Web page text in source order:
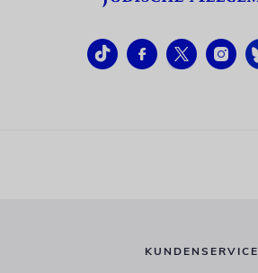
KUNDENSERVICE